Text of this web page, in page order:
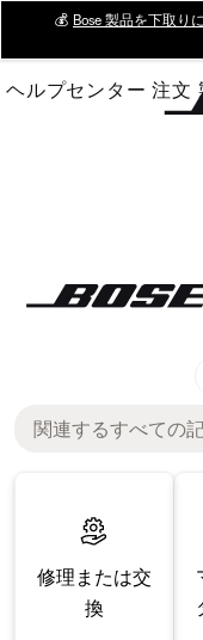
Main
💰 Bose 製品を下取り
ヘルプセンター 注文
修理または交
換